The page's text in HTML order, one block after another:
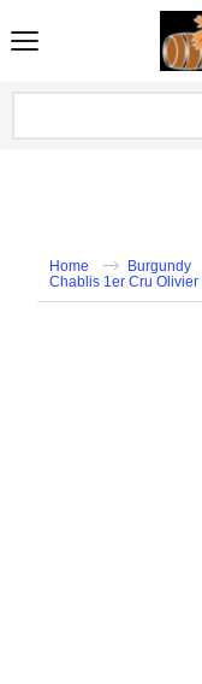
Home Burgundy
Chablis 1er Cru Olivier